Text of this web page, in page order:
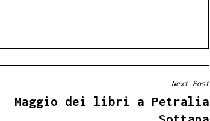
Next Post
Maggio dei libri a Petralia